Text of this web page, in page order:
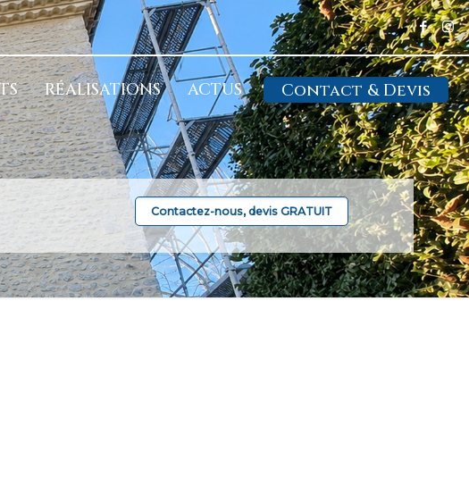
RÉALISATIONS ACTUS Contact & Devis
Contactez-nous, devis GRATUIT